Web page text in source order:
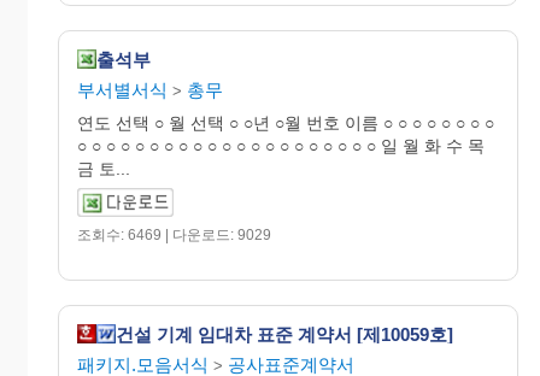
출석부
부서별서식 > 총무
연도 선택 ○ 월 선택 ○ ○년 ○월 번호 이름 ○ ○ ○ ○ ○ ○ ○ ○
○ ○ ○ ○ ○ ○ ○ ○ ○ ○ ○ ○ ○ ○ ○ ○ ○ ○ ○ ○ ○ 일 월 화 수 목
금 토...
조회수: 6469 | 다운로드: 9029
건설 기계 임대차 표준 계약서 [제10059호]
패키지.모음서식 > 공사표준계약서